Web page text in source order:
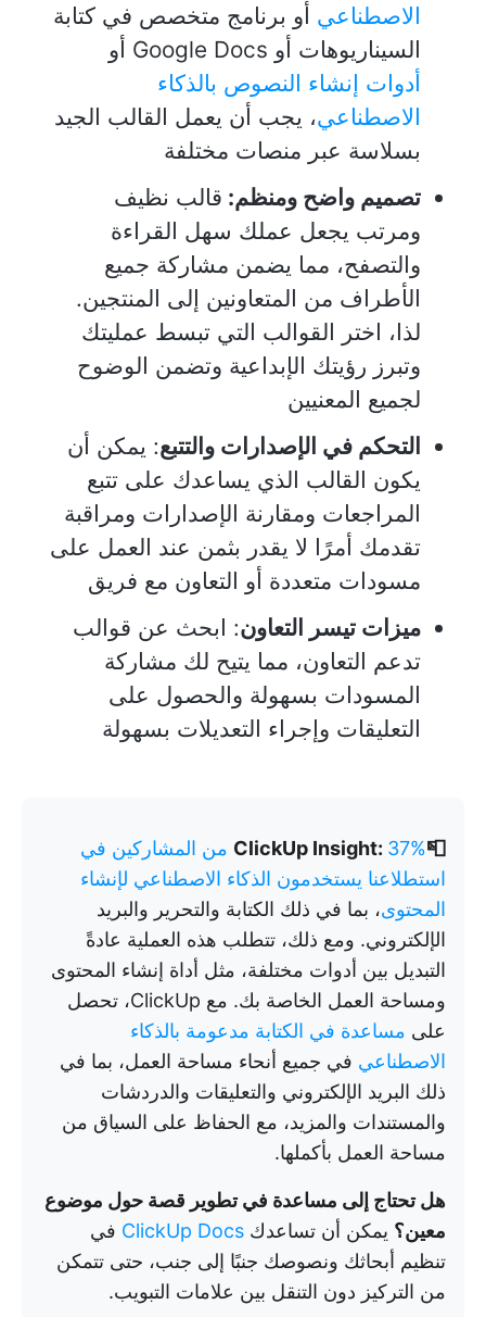
الاصطناعي أو برنامج متخصص في كتابة
السيناريوهات أو Google Docs أو
أدوات إنشاء النصوص بالذكاء
الاصطناعي، يجب أن يعمل القالب الجيد
بسلاسة عبر منصات مختلفة
تصميم واضح ومنظم: قالب نظيف
ومرتب يجعل عملك سهل القراءة
والتصفح، مما يضمن مشاركة جميع
الأطراف من المتعاونين إلى المنتجين.
لذا، اختر القوالب التي تبسط عمليتك
وتبرز رؤيتك الإبداعية وتضمن الوضوح
لجميع المعنيين
التحكم في الإصدارات والتتبع: يمكن أن
يكون القالب الذي يساعدك على تتبع
المراجعات ومقارنة الإصدارات ومراقبة
تقدمك أمرًا لا يقدر بثمن عند العمل على
مسودات متعددة أو التعاون مع فريق
ميزات تيسر التعاون: ابحث عن قوالب
تدعم التعاون، مما يتيح لك مشاركة
المسودات بسهولة والحصول على
التعليقات وإجراء التعديلات بسهولة
📮ClickUp Insight:
37% من المشاركين في
استطلاعنا يستخدمون الذكاء الاصطناعي لإنشاء
المحتوى، بما في ذلك الكتابة والتحرير والبريد
الإلكتروني. ومع ذلك، تتطلب هذه العملية عادةً
التبديل بين أدوات مختلفة، مثل أداة إنشاء المحتوى
ومساحة العمل الخاصة بك. مع ClickUp، تحصل
على مساعدة في الكتابة مدعومة بالذكاء
الاصطناعي في جميع أنحاء مساحة العمل، بما في
ذلك البريد الإلكتروني والتعليقات والدردشات
والمستندات والمزيد، مع الحفاظ على السياق من
مساحة العمل بأكملها.
هل تحتاج إلى مساعدة في تطوير قصة حول موضوع
معين؟ يمكن أن تساعدك ClickUp Docs في
تنظيم أبحاثك ونصوصك جنبًا إلى جنب، حتى تتمكن
من التركيز دون التنقل بين علامات التبويب.